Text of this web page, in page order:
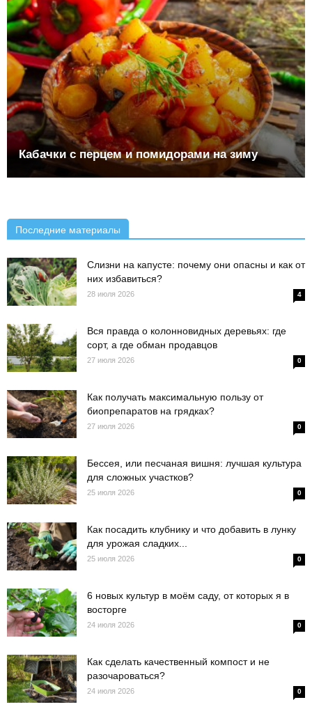
Кабачки с перцем и помидорами на зиму
Последние материалы
Слизни на капусте: почему они опасны и как от
них избавиться?
28 июля 2026 4
Вся правда о колонновидных деревьях: где
сорт, а где обман продавцов
27 июля 2026 0
Как получать максимальную пользу от
биопрепаратов на грядках?
27 июля 2026 0
Бессея, или песчаная вишня: лучшая культура
для сложных участков?
25 июля 2026 0
Как посадить клубнику и что добавить в лунку
для урожая сладких...
25 июля 2026 0
6 новых культур в моём саду, от которых я в
восторге
24 июля 2026 0
Как сделать качественный компост и не
разочароваться?
24 июля 2026 0